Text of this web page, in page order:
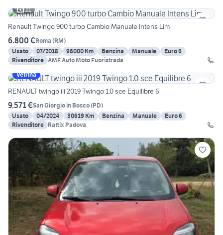
21
Renault Twingo 900 turbo Cambio Manuale Intens Lim
6.800 €Roma (RM)
Usato
07/2018 96000 Km Benzina Manuale
Euro 6
Rivenditore AMF Auto Moto Fuoristrada
Vetrina
RENAULT twingo iii 2019 Twingo 1.0 sce Equilibre 6
9.571 €San Giorgio in Bosco(PD)
Usato
04/2024 30619 Km Benzina Manuale
Euro 6
Rivenditore Rattix Padova